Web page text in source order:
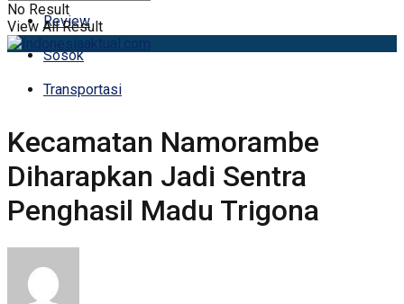
Review
Sosok
Transportasi
No Result
View All Result
Kecamatan Namorambe
Diharapkan Jadi Sentra
Penghasil Madu Trigona